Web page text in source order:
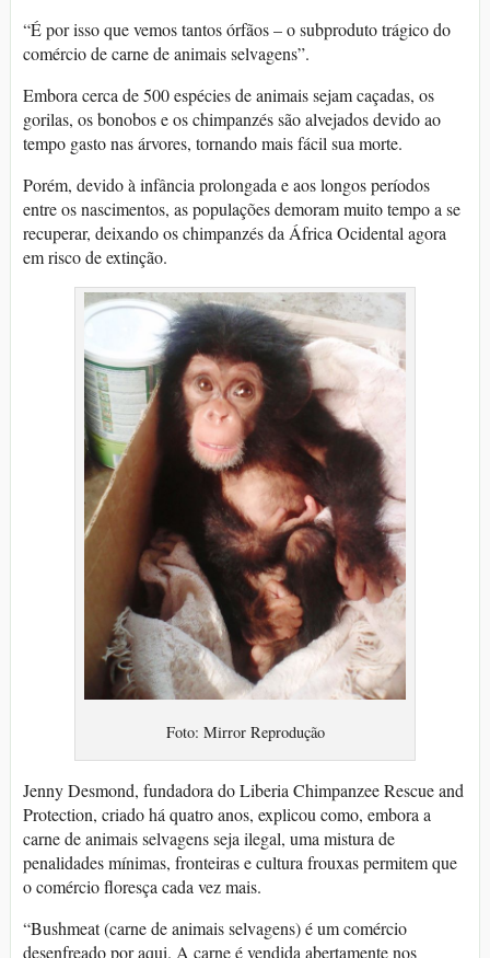
“É por isso que vemos tantos órfãos – o subproduto trágico do
comércio de carne de animais selvagens”.
Embora cerca de 500 espécies de animais sejam caçadas, os
gorilas, os bonobos e os chimpanzés são alvejados devido ao
tempo gasto nas árvores, tornando mais fácil sua morte.
Porém, devido à infância prolongada e aos longos períodos
entre os nascimentos, as populações demoram muito tempo a se
recuperar, deixando os chimpanzés da África Ocidental agora
em risco de extinção.
Foto: Mirror Reprodução
Jenny Desmond, fundadora do Liberia Chimpanzee Rescue and
Protection, criado há quatro anos, explicou como, embora a
carne de animais selvagens seja ilegal, uma mistura de
penalidades mínimas, fronteiras e cultura frouxas permitem que
o comércio floresça cada vez mais.
“Bushmeat (carne de animais selvagens) é um comércio
desenfreado por aqui. A carne é vendida abertamente nos